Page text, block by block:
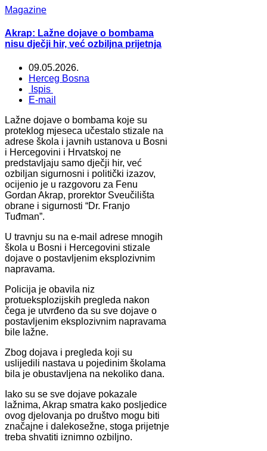
Magazine
Akrap: Lažne dojave o bombama
nisu dječji hir, već ozbiljna prijetnja
09.05.2026.
Herceg Bosna
Ispis
E-mail
Lažne dojave o bombama koje su
proteklog mjeseca učestalo stizale na
adrese škola i javnih ustanova u Bosni
i Hercegovini i Hrvatskoj ne
predstavljaju samo dječji hir, već
ozbiljan sigurnosni i politički izazov,
ocijenio je u razgovoru za Fenu
Gordan Akrap, prorektor Sveučilišta
obrane i sigurnosti “Dr. Franjo
Tuđman”.
U travnju su na e-mail adrese mnogih
škola u Bosni i Hercegovini stizale
dojave o postavljenim eksplozivnim
napravama.
Policija je obavila niz
protueksplozijskih pregleda nakon
čega je utvrđeno da su sve dojave o
postavljenim eksplozivnim napravama
bile lažne.
Zbog dojava i pregleda koji su
uslijedili nastava u pojedinim školama
bila je obustavljena na nekoliko dana.
Iako su se sve dojave pokazale
lažnima, Akrap smatra kako posljedice
ovog djelovanja po društvo mogu biti
značajne i dalekosežne, stoga prijetnje
treba shvatiti iznimno ozbiljno.